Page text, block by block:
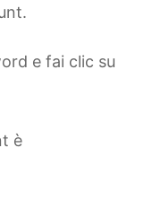
e fai clic su
è